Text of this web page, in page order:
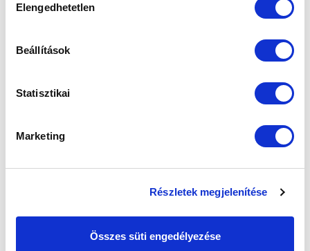
kiválasztása
Elengedhetetlen
Beállítások
Statisztikai
Marketing
Részletek megjelenítése
Összes süti engedélyezése
Gáspár Illés bekerült a torna válogatottjába.